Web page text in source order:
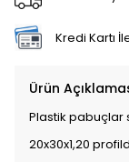
Kredi Kartı
Ürün
Plastik pabuçlar
20x30x1,20